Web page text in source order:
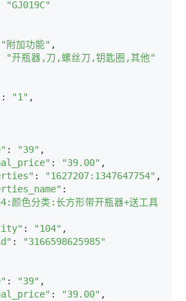
"GJ019C"
"附加功能" ,
"开瓶器,刀,螺丝刀,钥匙圈,其他"
: "1" ,
: "39" ,
: "39.00" ,
: "1627207:1347647754" ,
颜色分类:长方形带开瓶器+送工具
: "104" ,
:
"3166598625985"
: "39" ,
: "39.00" ,